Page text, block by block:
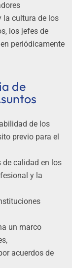
la cultura de los
los jefes de
periódicamente
de
de los
previo para el
calidad en los
y la
un marco
acuerdos de